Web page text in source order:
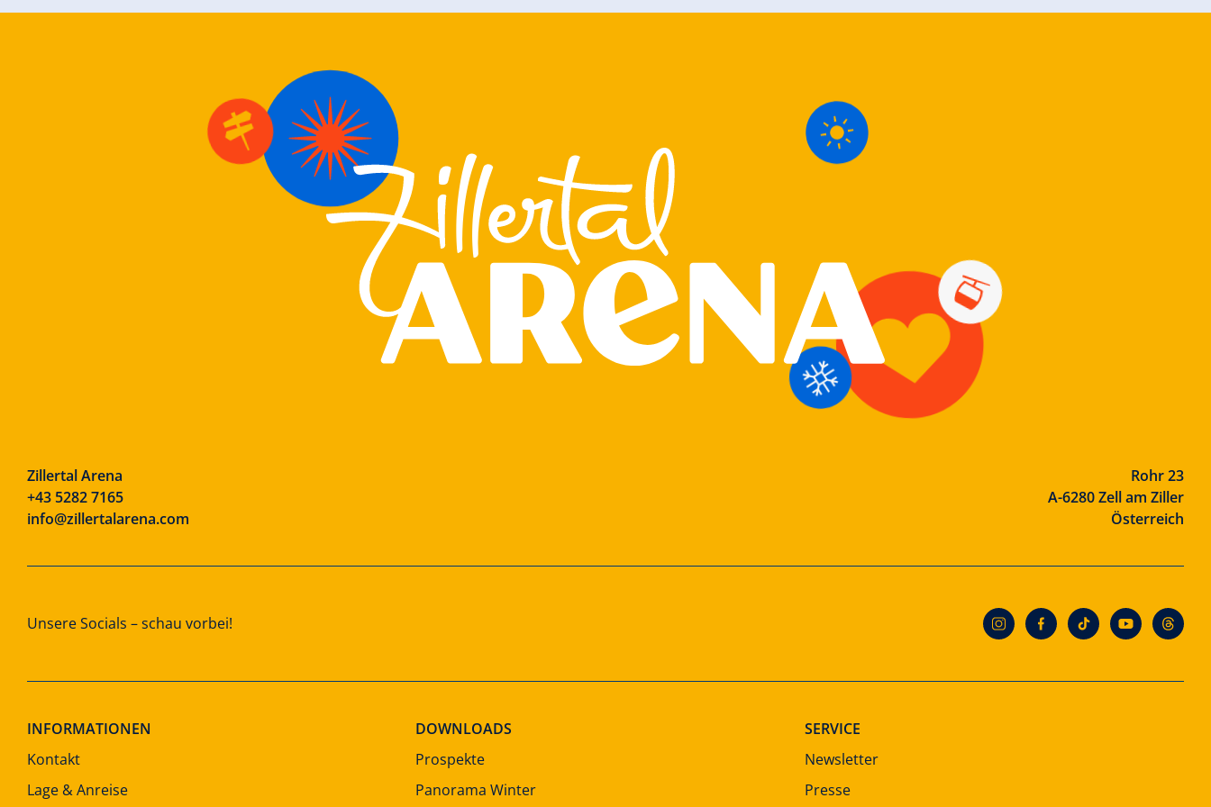
Zillertal Arena
+43 5282 7165
info@zillertalarena.com
Rohr 23
A-6280 Zell am Ziller
Österreich
Unsere Socials – schau vorbei!
INFORMATIONEN
Kontakt
Lage & Anreise
DOWNLOADS
Prospekte
Panorama Winter
SERVICE
Newsletter
Presse